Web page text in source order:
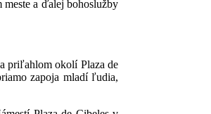
a ďalej bohoslužby
priľahlom okolí Plaza de
zapoja mladí ľudia,